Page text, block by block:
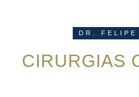
DR. FELIPE
CIRURGIAS